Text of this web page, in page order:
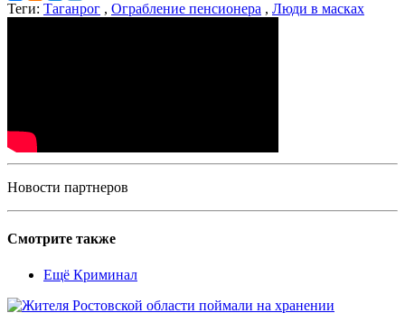
Теги: Таганрог , Ограбление пенсионера , Люди в масках
Новости партнеров
Смотрите также
Ещё Криминал